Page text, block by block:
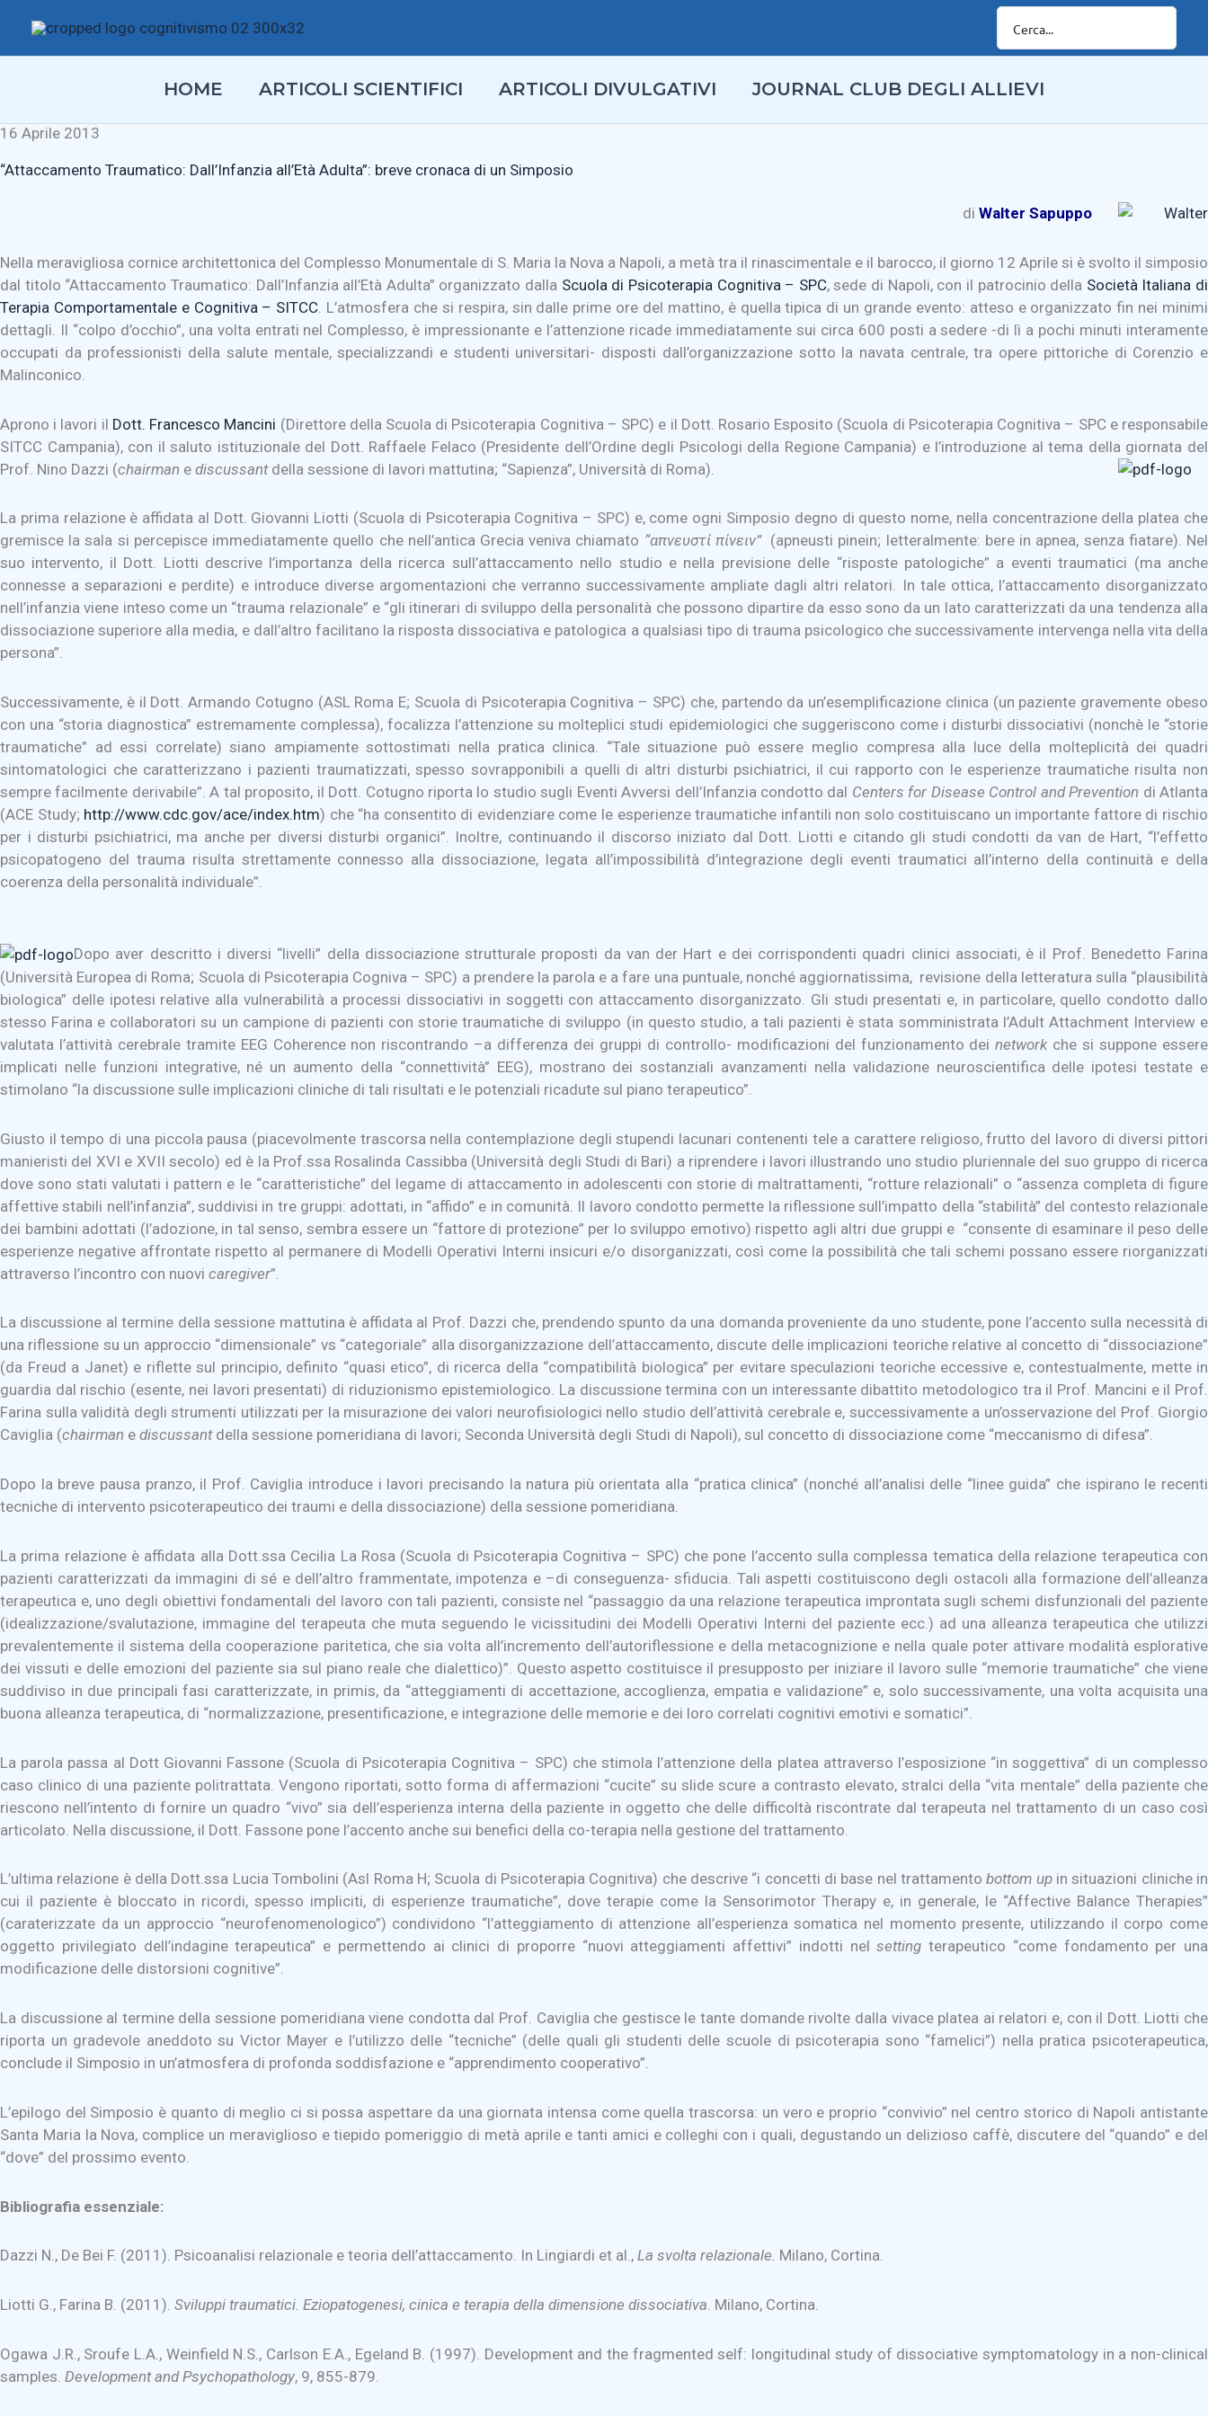
contenuto
HOME ARTICOLI SCIENTIFICI ARTICOLI DIVULGATIVI JOURNAL CLUB DEGLI ALLIEVI
16 Aprile 2013
“Attaccamento Traumatico: Dall’Infanzia all’Età Adulta”: breve cronaca di un Simposio
di Walter Sapuppo
Nella meravigliosa cornice architettonica del Complesso Monumentale di S. Maria la Nova a Napoli, a metà tra il rinascimentale e il barocco, il giorno 12 Aprile si è svolto il simposio
dal titolo “Attaccamento Traumatico: Dall’Infanzia all’Età Adulta” organizzato dalla Scuola di Psicoterapia Cognitiva – SPC, sede di Napoli, con il patrocinio della Società Italiana di
Terapia Comportamentale e Cognitiva – SITCC . L’atmosfera che si respira, sin dalle prime ore del mattino, è quella tipica di un grande evento: atteso e organizzato fin nei minimi
dettagli. Il “colpo d’occhio”, una volta entrati nel Complesso, è impressionante e l’attenzione ricade immediatamente sui circa 600 posti a sedere -di lì a pochi minuti interamente
occupati da professionisti della salute mentale, specializzandi e studenti universitari- disposti dall’organizzazione sotto la navata centrale, tra opere pittoriche di Corenzio e
Malinconico.
Aprono i lavori il Dott. Francesco Mancini (Direttore della Scuola di Psicoterapia Cognitiva – SPC) e il Dott. Rosario Esposito (Scuola di Psicoterapia Cognitiva – SPC e responsabile
SITCC Campania), con il saluto istituzionale del Dott. Raffaele Felaco (Presidente dell’Ordine degli Psicologi della Regione Campania) e l’introduzione al tema della giornata del
Prof. Nino Dazzi (chairman e discussantdella sessione di lavori mattutina; “Sapienza”, Università di Roma).
La prima relazione è affidata al Dott. Giovanni Liotti (Scuola di Psicoterapia Cognitiva – SPC) e, come ogni Simposio degno di questo nome, nella concentrazione della platea che
gremisce la sala si percepisce immediatamente quello che nell’antica Grecia veniva chiamato “απνευστίπίνειν”(apneusti pinein; letteralmente: bere in apnea, senza fiatare). Nel
suo intervento, il Dott. Liotti descrive l’importanza della ricerca sull’attaccamento nello studio e nella previsione delle “risposte patologiche” a eventi traumatici (ma anche
connesse a separazioni e perdite) e introduce diverse argomentazioni che verranno successivamente ampliate dagli altri relatori. In tale ottica, l’attaccamento disorganizzato
nell’infanzia viene inteso come un “trauma relazionale” e “gli itinerari di sviluppo della personalità che possono dipartire da esso sono da un lato caratterizzati da una tendenza alla
dissociazione superiore alla media, e dall’altro facilitano la risposta dissociativa e patologica a qualsiasi tipo di trauma psicologico che successivamente intervenga nella vita della
persona”.
Successivamente, è il Dott. Armando Cotugno (ASL Roma E; Scuola di Psicoterapia Cognitiva – SPC) che, partendo da un’esemplificazione clinica (un paziente gravemente obeso
con una “storia diagnostica” estremamente complessa), focalizza l’attenzione su molteplici studi epidemiologici che suggeriscono come i disturbi dissociativi (nonchè le “storie
traumatiche” ad essi correlate) siano ampiamente sottostimati nella pratica clinica. “Tale situazione può essere meglio compresa alla luce della molteplicità dei quadri
sintomatologici che caratterizzano i pazienti traumatizzati, spesso sovrapponibili a quelli di altri disturbi psichiatrici, il cui rapporto con le esperienze traumatiche risulta non
sempre facilmente derivabile”. A tal proposito, il Dott. Cotugno riporta lo studio sugli Eventi Avversi dell’Infanzia condotto dal Centers for Disease Control and Prevention di Atlanta
(ACE Study; http://www.cdc.gov/ace/index.htm) che “ha consentito di evidenziare come le esperienze traumatiche infantili non solo costituiscano un importante fattore di rischio
per i disturbi psichiatrici, ma anche per diversi disturbi organici”. Inoltre, continuando il discorso iniziato dal Dott. Liotti e citando gli studi condotti da van de Hart, “l’effetto
psicopatogeno del trauma risulta strettamente connesso alla dissociazione, legata all’impossibilità d’integrazione degli eventi traumatici all’interno della continuità e della
coerenza della personalità individuale”.
Dopo aver descritto i diversi “livelli” della dissociazione strutturale proposti da van der Hart e dei corrispondenti quadri clinici associati, è il Prof. Benedetto Farina
(Università Europea di Roma; Scuola di Psicoterapia Cogniva – SPC) a prendere la parola e a fare una puntuale, nonché aggiornatissima, revisione della letteratura sulla “plausibilità
biologica” delle ipotesi relative alla vulnerabilità a processi dissociativi in soggetti con attaccamento disorganizzato. Gli studi presentati e, in particolare, quello condotto dallo
stesso Farina e collaboratori su un campione di pazienti con storie traumatiche di sviluppo (in questo studio, a tali pazienti è stata somministrata l’Adult Attachment Interview e
valutata l’attività cerebrale tramite EEG Coherence non riscontrando –a differenza dei gruppi di controllo- modificazioni del funzionamento deinetworkche si suppone essere
implicati nelle funzioni integrative, né un aumento della “connettività” EEG), mostrano dei sostanziali avanzamenti nella validazione neuroscientifica delle ipotesi testate e
stimolano “la discussione sulle implicazioni cliniche di tali risultati e le potenziali ricadute sul piano terapeutico”.
Giusto il tempo di una piccola pausa (piacevolmente trascorsa nella contemplazione degli stupendi lacunari contenenti tele a carattere religioso, frutto del lavoro di diversi pittori
manieristi del XVI e XVII secolo) ed è la Prof.ssa Rosalinda Cassibba (Università degli Studi di Bari) a riprendere i lavori illustrando uno studio pluriennale del suo gruppo di ricerca
dove sono stati valutati i pattern e le “caratteristiche” del legame di attaccamento in adolescenti con storie di maltrattamenti, “rotture relazionali” o “assenza completa di figure
affettive stabili nell’infanzia”, suddivisi in tre gruppi: adottati, in “affido” e in comunità. Il lavoro condotto permette la riflessione sull’impatto della “stabilità” del contesto relazionale
dei bambini adottati (l’adozione, in tal senso, sembra essere un “fattore di protezione” per lo sviluppo emotivo) rispetto agli altri due gruppi e “consente di esaminare il peso delle
esperienze negative affrontate rispetto al permanere di Modelli Operativi Interni insicuri e/o disorganizzati, così come la possibilità che tali schemi possano essere riorganizzati
attraverso l’incontro con nuovi caregiver”.
La discussione al termine della sessione mattutina è affidata al Prof. Dazzi che, prendendo spunto da una domanda proveniente da uno studente, pone l’accento sulla necessità di
una riflessione su un approccio “dimensionale” vs “categoriale” alla disorganizzazione dell’attaccamento, discute delle implicazioni teoriche relative al concetto di “dissociazione”
(da Freud a Janet) e riflette sul principio, definito “quasi etico”, di ricerca della “compatibilità biologica” per evitare speculazioni teoriche eccessive e, contestualmente, mette in
guardia dal rischio (esente, nei lavori presentati) di riduzionismo epistemiologico. La discussione termina con un interessante dibattito metodologico tra il Prof. Mancini e il Prof.
Farina sulla validità degli strumenti utilizzati per la misurazione dei valori neurofisiologici nello studio dell’attività cerebrale e, successivamente a un’osservazione del Prof. Giorgio
Caviglia (chairman e discussant della sessione pomeridiana di lavori; Seconda Università degli Studi di Napoli), sul concetto di dissociazione come “meccanismo di difesa”.
Dopo la breve pausa pranzo, il Prof. Caviglia introduce i lavori precisando la natura più orientata alla “pratica clinica” (nonché all’analisi delle “linee guida” che ispirano le recenti
tecniche di intervento psicoterapeutico dei traumi e della dissociazione) della sessione pomeridiana.
La prima relazione è affidata alla Dott.ssa Cecilia La Rosa (Scuola di Psicoterapia Cognitiva – SPC) che pone l’accento sulla complessa tematica della relazione terapeutica con
pazienti caratterizzati da immagini di sé e dell’altro frammentate, impotenza e –di conseguenza- sfiducia. Tali aspetti costituiscono degli ostacoli alla formazione dell’alleanza
terapeutica e, uno degli obiettivi fondamentali del lavoro con tali pazienti, consiste nel “passaggio da una relazione terapeutica improntata sugli schemi disfunzionali del paziente
(idealizzazione/svalutazione, immagine del terapeuta che muta seguendo le vicissitudini dei Modelli Operativi Interni del paziente ecc.) ad una alleanza terapeutica che utilizzi
prevalentemente il sistema della cooperazione paritetica, che sia volta all’incremento dell’autoriflessione e della metacognizione e nella quale poter attivare modalità esplorative
dei vissuti e delle emozioni del paziente sia sul piano reale che dialettico)”. Questo aspetto costituisce il presupposto per iniziare il lavoro sulle “memorie traumatiche” che viene
suddiviso in due principali fasi caratterizzate, in primis, da “atteggiamenti di accettazione, accoglienza, empatia e validazione” e, solo successivamente, una volta acquisita una
buona alleanza terapeutica, di “normalizzazione, presentificazione, e integrazione delle memorie e dei loro correlati cognitivi emotivi e somatici”.
La parola passa al Dott Giovanni Fassone (Scuola di Psicoterapia Cognitiva – SPC) che stimola l’attenzione della platea attraverso l’esposizione “in soggettiva” di un complesso
caso clinico di una paziente politrattata. Vengono riportati, sotto forma di affermazioni “cucite” su slide scure a contrasto elevato, stralci della “vita mentale” della paziente che
riescono nell’intento di fornire un quadro “vivo” sia dell’esperienza interna della paziente in oggetto che delle difficoltà riscontrate dal terapeuta nel trattamento di un caso così
articolato. Nella discussione, il Dott. Fassone pone l’accento anche sui benefici della co-terapia nella gestione del trattamento.
L’ultima relazione è della Dott.ssa Lucia Tombolini (Asl Roma H; Scuola di Psicoterapia Cognitiva) che descrive “i concetti di base nel trattamentobottom upin situazioni cliniche in
cui il paziente è bloccato in ricordi, spesso impliciti, di esperienze traumatiche”, dove terapie come la Sensorimotor Therapy e, in generale, le “Affective Balance Therapies”
(caraterizzate da un approccio “neurofenomenologico”) condividono “l’atteggiamento di attenzione all’esperienza somatica nel momento presente, utilizzando il corpo come
oggetto privilegiato dell’indagine terapeutica” e permettendo ai clinici di proporre “nuovi atteggiamenti affettivi” indotti nelsetting terapeutico “come fondamento per una
modificazione delle distorsioni cognitive”.
La discussione al termine della sessione pomeridiana viene condotta dal Prof. Caviglia che gestisce le tante domande rivolte dalla vivace platea ai relatori e, con il Dott. Liotti che
riporta un gradevole aneddoto su Victor Mayer e l’utilizzo delle “tecniche” (delle quali gli studenti delle scuole di psicoterapia sono “famelici”) nella pratica psicoterapeutica,
conclude il Simposio in un’atmosfera di profonda soddisfazione e “apprendimento cooperativo”.
L’epilogo del Simposio è quanto di meglio ci si possa aspettare da una giornata intensa come quella trascorsa: un vero e proprio “convivio” nel centro storico di Napoli antistante
Santa Maria la Nova, complice un meraviglioso e tiepido pomeriggio di metà aprile e tanti amici e colleghi con i quali, degustando un delizioso caffè, discutere del “quando” e del
“dove” del prossimo evento.
Bibliografia essenziale:
Dazzi N., De Bei F. (2011). Psicoanalisi relazionale e teoria dell’attaccamento. In Lingiardi et al., La svolta relazionale. Milano, Cortina.
Liotti G., Farina B. (2011). Sviluppi traumatici. Eziopatogenesi, cinica e terapia della dimensione dissociativa. Milano, Cortina.
Ogawa J.R., Sroufe L.A., Weinfield N.S., Carlson E.A., Egeland B. (1997). Development and the fragmented self: longitudinal study of dissociative symptomatology in a non-clinical
samples. Development and Psychopathology, 9, 855-879.